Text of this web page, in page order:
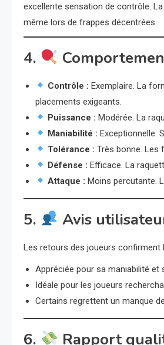
excellente sensation de contrôle.
même lors de frappes décentrées.
4.
Contrôle : Exemplaire. La
placements exigeants.
Puissance : Modérée. La
Maniabilité : Exceptionnelle.
Tolérance : Très bonne. Les
Défense : Efficace. La
Attaque : Moins percutante.
5. Avis
Les retours des joueurs confirment
Appréciée pour sa maniabilité et
Idéale pour les joueurs
Certains regrettent un manque
6. Rapport